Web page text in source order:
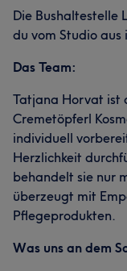
Die Bushaltestelle
du vom Studio aus
Das Team:
Tatjana Horvat ist
Cremetöpferl
individuell
Herzlichkeit
behandelt sie nur
überzeugt mit
Pflegeprodukten.
Was uns an dem